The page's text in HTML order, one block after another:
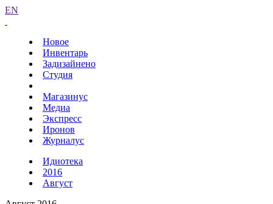
EN
Новое
Инвентарь
Задизайнено
Студия
Магазинус
Медиа
Экспресс
Иронов
Журналус
Идиотека
2016
Август